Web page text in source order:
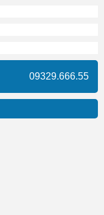
09329.666.55